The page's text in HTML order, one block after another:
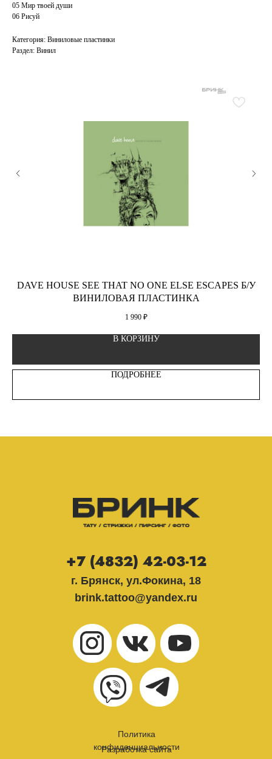
05 Мир твоей души
06 Рисуй
Категория: Виниловые пластинки
Раздел: Винил
DAVE HOUSE SEE THAT NO ONE ELSE ESCAPES Б/У
ВИНИЛОВАЯ ПЛАСТИНКА
1 990 ₽
В КОРЗИНУ
ПОДРОБНЕЕ
г. Брянск, ул.Фокина, 18
brink.tattoo@yandex.ru
+7 (4832) 42-03-12
Политика
конфиденциальности
Разработка сайта